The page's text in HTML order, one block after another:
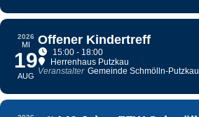
2026
MI
19
AUG
Offener Kindertreff
15:00 - 18:00
Herrenhaus Putzkau
Veranstalter Gemeinde Schmölln-Putzkau